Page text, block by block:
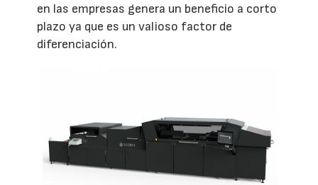
en las empresas genera un beneficio a corto
plazo ya que es un valioso factor de
diferenciación.